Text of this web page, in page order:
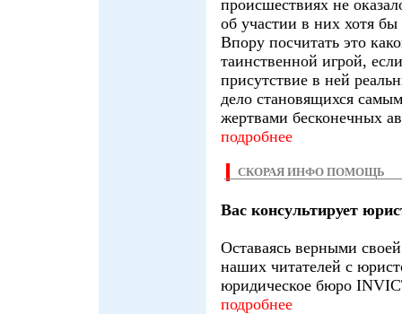
происшествиях не
об участии в них хотя
Впору посчитать это
таинственной игрой,
присутствие в ней
дело становящихся
жертвами бесконечных
подробнее
СКОРАЯ ИНФО ПОМОЩЬ
Вас консультирует
Оставаясь верными
наших читателей с
юридическое бюро
подробнее